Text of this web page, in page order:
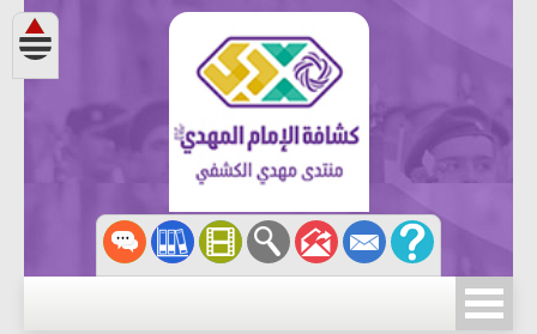
مسابقة الركب الحسينيّ